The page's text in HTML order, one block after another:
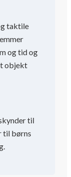
taktile
og tid og
objekt
til
til børns